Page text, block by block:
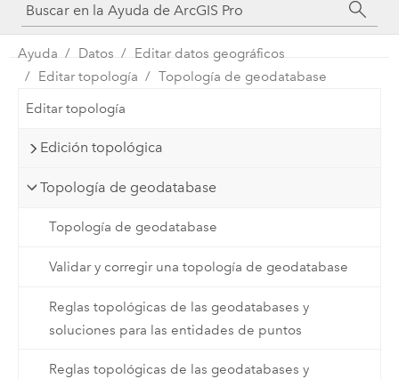
Ayuda Datos
Editar datos geográficos
Editar topología
Topología de geodatabase
Editar topología
Edición topológica
Topología de geodatabase
Topología de geodatabase
Validar y corregir una topología de geodatabase
Reglas topológicas de las geodatabases y
soluciones para las entidades de puntos
Reglas topológicas de las geodatabases y